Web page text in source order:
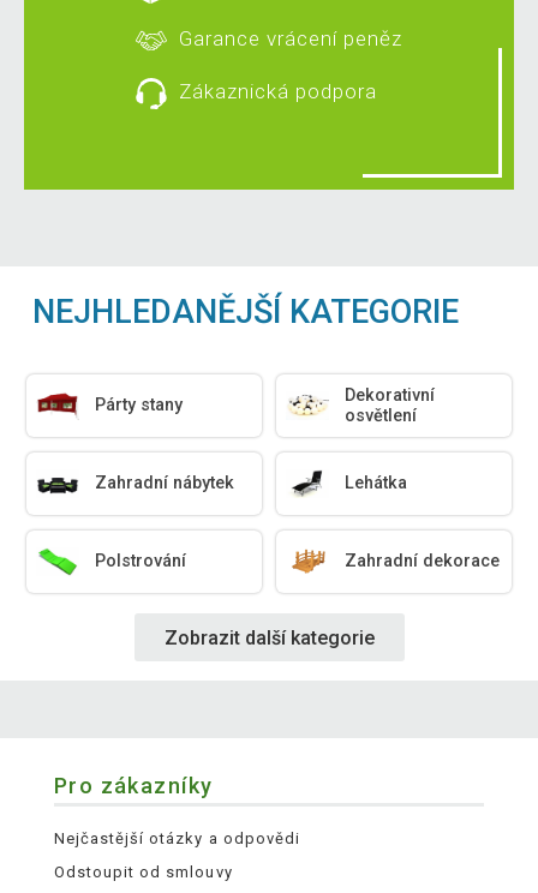
Garance vrácení peněz
Zákaznická podpora
NEJHLEDANĚJŠÍ KATEGORIE
Párty stany
Dekorativní
osvětlení
Zahradní nábytek Lehátka
Polstrování Zahradní dekorace
Zobrazit další kategorie
Pro zákazníky
Nejčastější otázky a odpovědi
Odstoupit od smlouvy